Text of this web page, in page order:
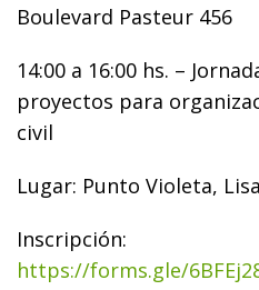
Boulevard Pasteur 456
14:00 a 16:00 hs. –
proyectos para
civil
Lugar: Punto Violeta,
Inscripción:
https://forms.gle/